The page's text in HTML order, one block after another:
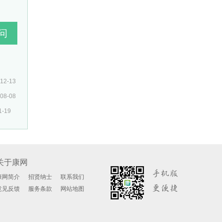
13
08
19
于康网
网简介 招贤纳士
联系我们
见反馈
服务条款 网站地图